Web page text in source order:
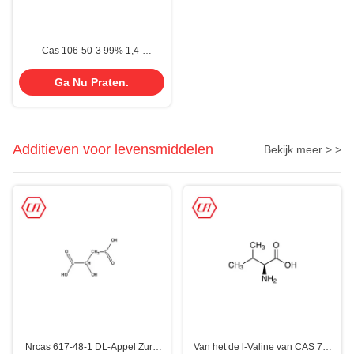
Cas 106-50-3 99% 1,4-
phenylendiamine PPD PDA
Ga Nu Praten.
Additieven voor levensmiddelen Bekijk meer > >
Nrcas 617-48-1 DL-Appel Zure
Van het de l-Valine van CAS 72-